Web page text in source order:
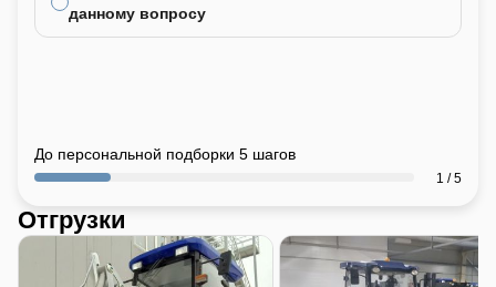
данному вопросу
До персональной подборки 5 шагов
1 / 5
Отгрузки